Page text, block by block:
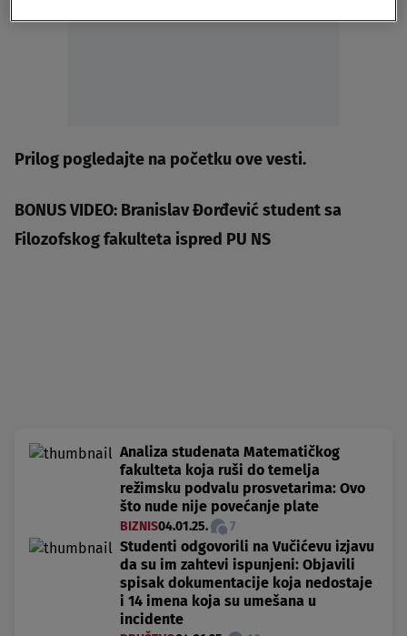
Prilog pogledajte na početku ove vesti.
BONUS VIDEO: Branislav Đorđević student sa
Filozofskog fakulteta ispred PU NS
Analiza studenata Matematičkog
fakulteta koja ruši do temelja
režimsku podvalu prosvetarima: Ovo
što nude nije povećanje plate
BIZNIS04.01.25. 7
Studenti odgovorili na Vučićevu izjavu
da su im zahtevi ispunjeni: Objavili
spisak dokumentacije koja nedostaje
i 14 imena koja su umešana u
incidente